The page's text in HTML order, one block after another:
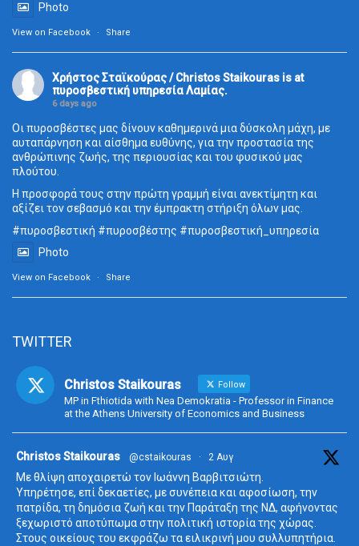
Photo
View on Facebook · Share
Χρήστος Σταϊκούρας / Christos Staikouras is at
πυροσβεστική υπηρεσία Λαμίας.
6 days ago
Οι πυροσβέστες μας δίνουν καθημερινά μια δύσκολη μάχη, με
αυταπάρνηση και αίσθημα ευθύνης, για την προστασία της
ανθρώπινης ζωής, της περιουσίας και του φυσικού μας
πλούτου.
Η προσφορά τους στην πρώτη γραμμή είναι ανεκτίμητη και
αξίζει τον σεβασμό και την έμπρακτη στήριξη όλων μας.
#πυροσβεστική #πυροσβέστης #πυροσβεστική_ υπηρεσία
Photo
View on Facebook · Share
TWITTER
Christos Staikouras Follow
MP in Fthiotida with Nea Demokratia - Professor in Finance
at the Athens University of Economics and Business
Christos Staikouras @cstaikouras · 2 Αυγ
Με θλίψη αποχαιρετώ τον Ιωάννη Βαρβιτσιώτη.
Υπηρέτησε, επί δεκαετίες, με συνέπεια και αφοσίωση, την
πατρίδα, τη δημόσια ζωή και την Παράταξη της ΝΔ, αφήνοντας
ξεχωριστό αποτύπωμα στην πολιτική ιστορία της χώρας.
Στους οικείους του εκφράζω τα ειλικρινή μου συλλυπητήρια.